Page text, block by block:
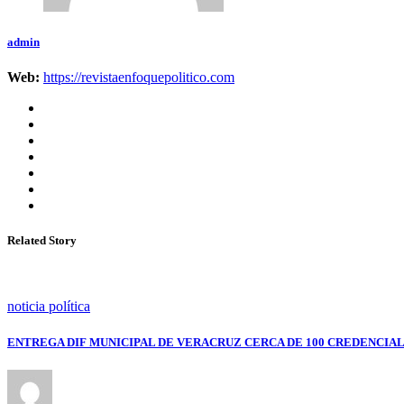
admin
Web: https://revistaenfoquepolitico.com
Related Story
noticia política
ENTREGA DIF MUNICIPAL DE VERACRUZ CERCA DE 100